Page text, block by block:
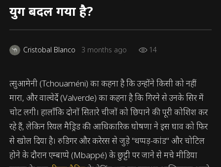
युग बदल गया है?
Cristobal Blanco 3 months ago 14
त्सुआमेनी (Tchouaméni) का कहना है कि उन्होंने किसी को नहीं
मारा, और वाल्वेर्दे (Valverde) का कहना है कि गिरने से उनके सिर में
चोट लगी। हालाँकि दोनों सितारे चीजों को छिपाने की पूरी कोशिश कर
रहे हैं, लेकिन रियल मैड्रिड की आधिकारिक घोषणा ने इस घाव को फिर
से खोल दिया है। रुडिगर और करेरस से जुड़े "थप्पड़-कांड" और चोटिल
होने के दौरान एम्बाप्पे (Mbappé) के छुट्टी पर जाने से मचे मीडिया